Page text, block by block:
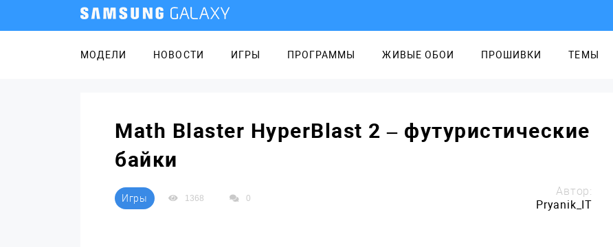
МОДЕЛИ НОВОСТИ ИГРЫ ПРОГРАММЫ ЖИВЫЕ ОБОИ ПРОШИВКИ ТЕМЫ
Math Blaster HyperBlast 2 – футуристические
байки
Игры 1368 0
Автор:
Pryanik_IT